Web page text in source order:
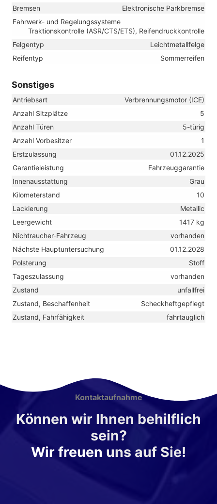
Bremsen
Elektronische Parkbremse
Fahrwerk- und Regelungssysteme
Traktionskontrolle (ASR/CTS/ETS), Reifendruckkontrolle
Felgentyp
Leichtmetallfelge
Reifentyp
Sommerreifen
Sonstiges
Antriebsart
Verbrennungsmotor (ICE)
Anzahl Sitzplätze
5
Anzahl Türen
5-türig
Anzahl Vorbesitzer
1
Erstzulassung
01.12.2025
Garantieleistung
Fahrzeuggarantie
Innenausstattung
Grau
Kilometerstand
10
Lackierung
Metallic
Leergewicht
1417 kg
Nichtraucher-Fahrzeug
vorhanden
Nächste Hauptuntersuchung
01.12.2028
Polsterung
Stoff
Tageszulassung
vorhanden
Zustand
unfallfrei
Zustand, Beschaffenheit
Scheckheftgepflegt
Zustand, Fahrfähigkeit
fahrtauglich
Kontaktaufnahme
Können wir Ihnen behilflich
sein?
Wir freuen uns auf Sie!